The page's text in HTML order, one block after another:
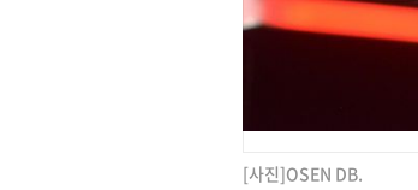
[사진]OSEN DB.